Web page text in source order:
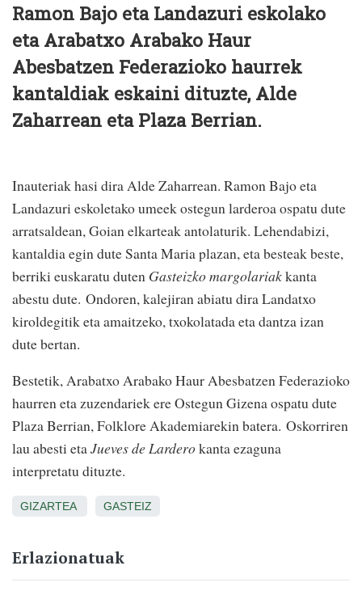
Ramon Bajo eta Landazuri eskolako
eta Arabatxo Arabako Haur
Abesbatzen Federazioko haurrek
kantaldiak eskaini dituzte, Alde
Zaharrean eta Plaza Berrian.
Inauteriak hasi dira Alde Zaharrean. Ramon Bajo eta
Landazuri eskoletako umeek ostegun larderoa ospatu dute
arratsaldean, Goian elkarteak antolaturik. Lehendabizi,
kantaldia egin dute Santa Maria plazan, eta besteak beste,
berriki euskaratu duten Gasteizko margolariakkanta
abestu dute. Ondoren, kalejiran abiatu dira Landatxo
kiroldegitik eta amaitzeko, txokolatada eta dantza izan
dute bertan.
Bestetik, Arabatxo Arabako Haur Abesbatzen Federazioko
haurren eta zuzendariek ere Ostegun Gizena ospatu dute
Plaza Berrian, Folklore Akademiarekin batera. Oskorriren
lau abesti etaJueves de Larderokanta ezaguna
interpretatu dituzte.
GIZARTEA GASTEIZ
Erlazionatuak